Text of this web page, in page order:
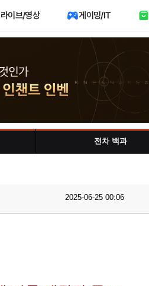
라이브/영상 게이밍/IT
전차 백과
2025-06-25 00:06